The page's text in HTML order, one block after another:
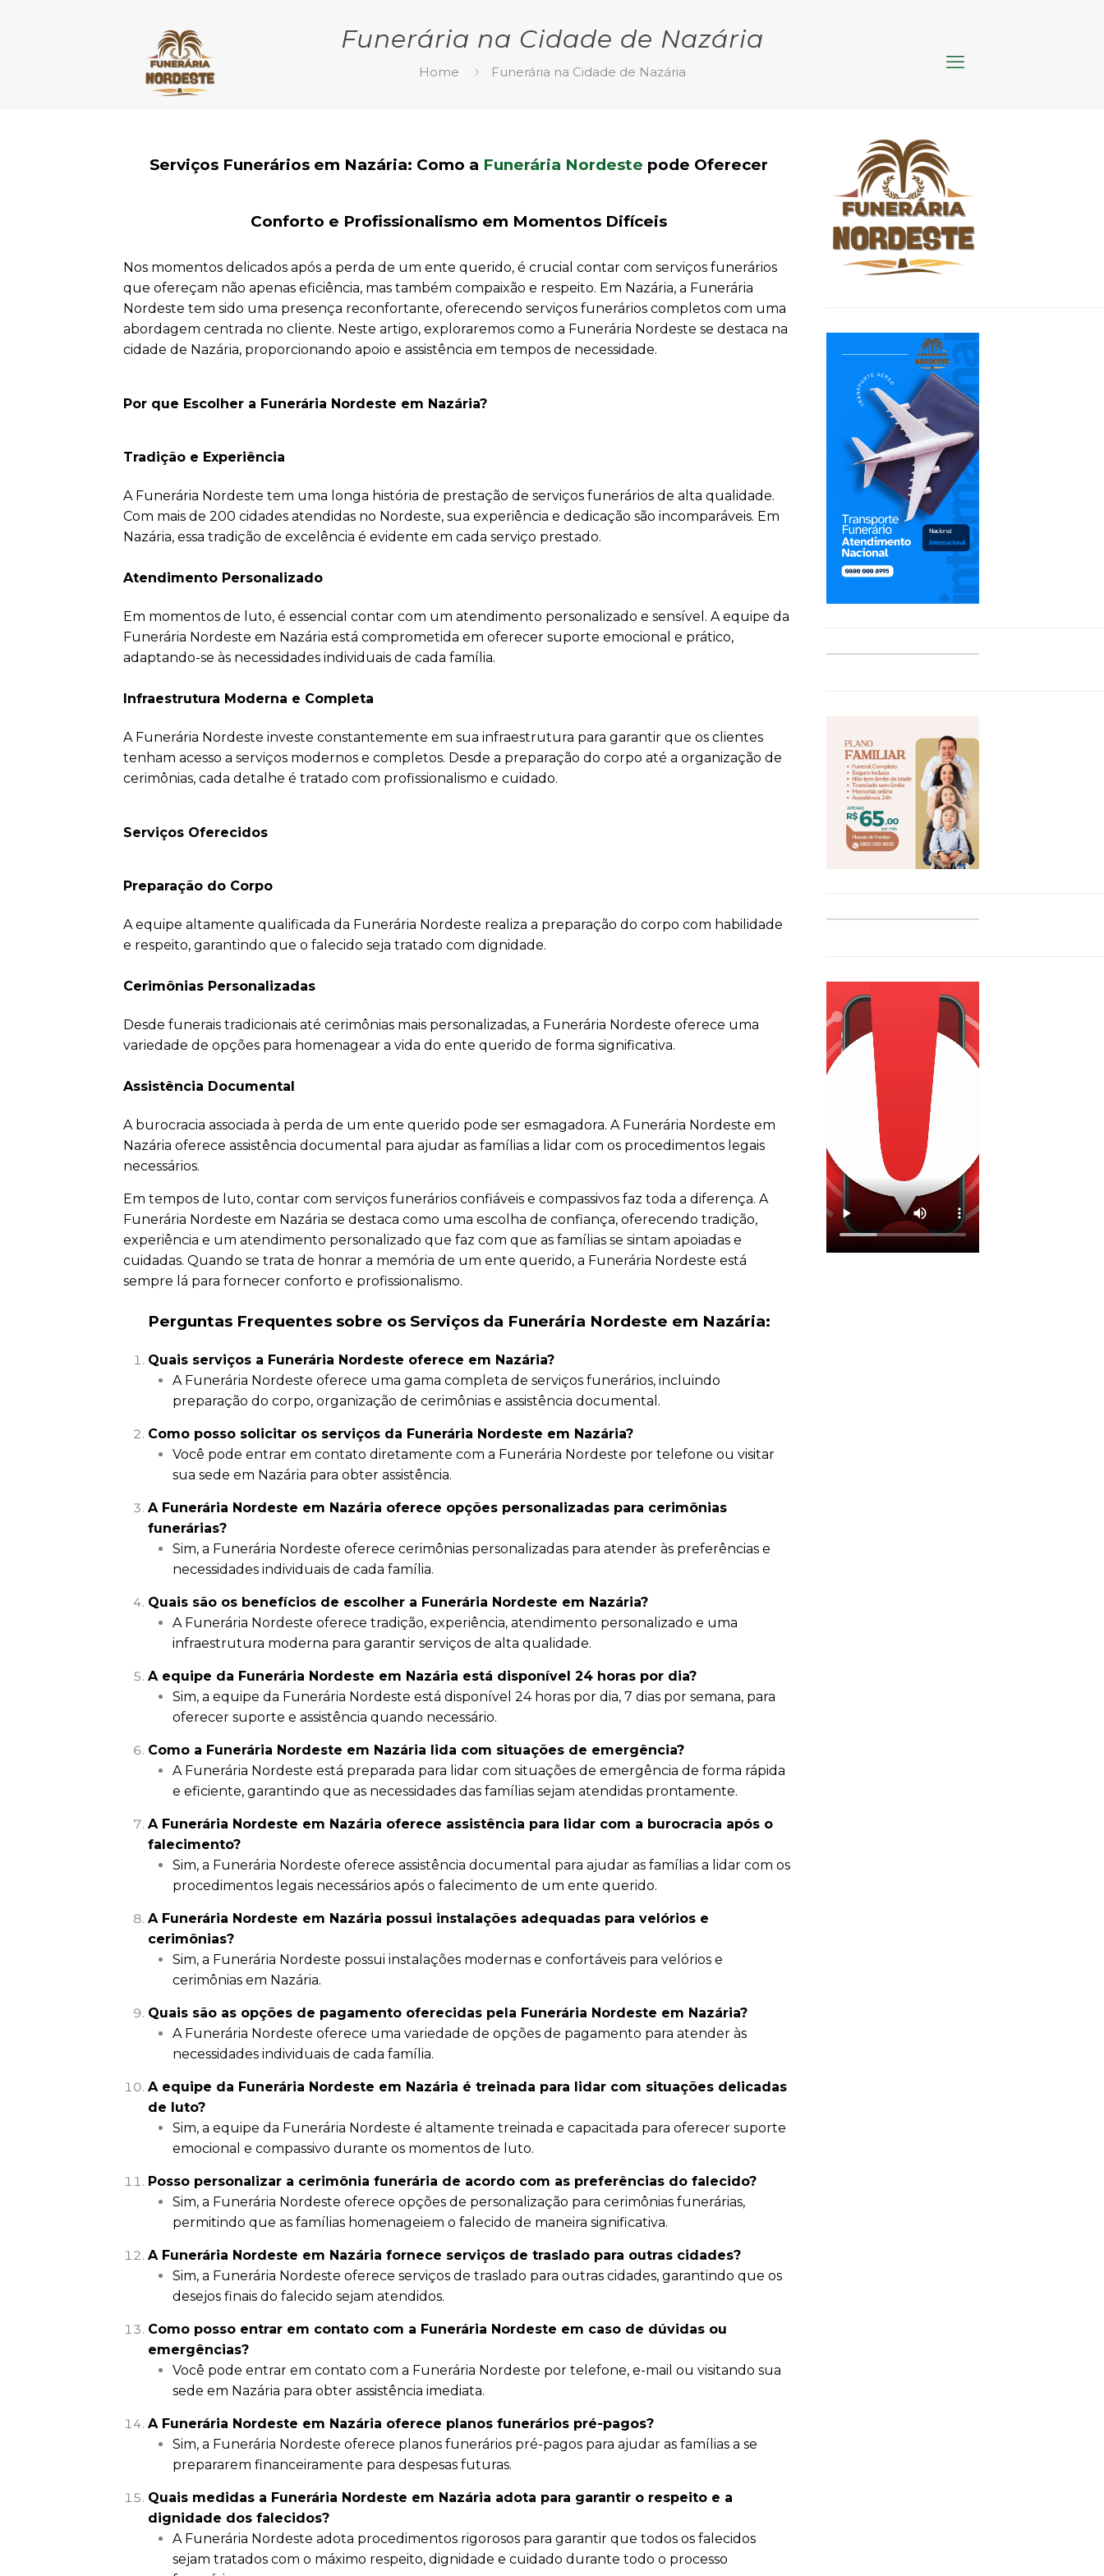
Funerária na Cidade de Nazária
Home Funerária na Cidade de Nazária
Serviços Funerários em Nazária: Como a Funerária Nordeste pode Oferecer
Conforto e Profissionalismo em Momentos Difíceis
Nos momentos delicados após a perda de um ente querido, é crucial contar com serviços funerários
que ofereçam não apenas eficiência, mas também compaixão e respeito. Em Nazária, a Funerária
Nordeste tem sido uma presença reconfortante, oferecendo serviços funerários completos com uma
abordagem centrada no cliente. Neste artigo, exploraremos como a Funerária Nordeste se destaca na
cidade de Nazária, proporcionando apoio e assistência em tempos de necessidade.
Por que Escolher a Funerária Nordeste em Nazária?
Tradição e Experiência
A Funerária Nordeste tem uma longa história de prestação de serviços funerários de alta qualidade.
Com mais de 200 cidades atendidas no Nordeste, sua experiência e dedicação são incomparáveis. Em
Nazária, essa tradição de excelência é evidente em cada serviço prestado.
Atendimento Personalizado
Em momentos de luto, é essencial contar com um atendimento personalizado e sensível. A equipe da
Funerária Nordeste em Nazária está comprometida em oferecer suporte emocional e prático,
adaptando-se às necessidades individuais de cada família.
Infraestrutura Moderna e Completa
A Funerária Nordeste investe constantemente em sua infraestrutura para garantir que os clientes
tenham acesso a serviços modernos e completos. Desde a preparação do corpo até a organização de
cerimônias, cada detalhe é tratado com profissionalismo e cuidado.
Serviços Oferecidos
Preparação do Corpo
A equipe altamente qualificada da Funerária Nordeste realiza a preparação do corpo com habilidade
e respeito, garantindo que o falecido seja tratado com dignidade.
Cerimônias Personalizadas
Desde funerais tradicionais até cerimônias mais personalizadas, a Funerária Nordeste oferece uma
variedade de opções para homenagear a vida do ente querido de forma significativa.
Assistência Documental
A burocracia associada à perda de um ente querido pode ser esmagadora. A Funerária Nordeste em
Nazária oferece assistência documental para ajudar as famílias a lidar com os procedimentos legais
necessários.
Em tempos de luto, contar com serviços funerários confiáveis e compassivos faz toda a diferença. A
Funerária Nordeste em Nazária se destaca como uma escolha de confiança, oferecendo tradição,
experiência e um atendimento personalizado que faz com que as famílias se sintam apoiadas e
cuidadas. Quando se trata de honrar a memória de um ente querido, a Funerária Nordeste está
sempre lá para fornecer conforto e profissionalismo.
Perguntas Frequentes sobre os Serviços da Funerária Nordeste em Nazária:
Quais serviços a Funerária Nordeste oferece em Nazária?
A Funerária Nordeste oferece uma gama completa de serviços funerários, incluindo
preparação do corpo, organização de cerimônias e assistência documental.
Como posso solicitar os serviços da Funerária Nordeste em Nazária?
Você pode entrar em contato diretamente com a Funerária Nordeste por telefone ou visitar
sua sede em Nazária para obter assistência.
A Funerária Nordeste em Nazária oferece opções personalizadas para cerimônias
funerárias?
Sim, a Funerária Nordeste oferece cerimônias personalizadas para atender às preferências e
necessidades individuais de cada família.
Quais são os benefícios de escolher a Funerária Nordeste em Nazária?
A Funerária Nordeste oferece tradição, experiência, atendimento personalizado e uma
infraestrutura moderna para garantir serviços de alta qualidade.
A equipe da Funerária Nordeste em Nazária está disponível 24 horas por dia?
Sim, a equipe da Funerária Nordeste está disponível 24 horas por dia, 7 dias por semana, para
oferecer suporte e assistência quando necessário.
Como a Funerária Nordeste em Nazária lida com situações de emergência?
A Funerária Nordeste está preparada para lidar com situações de emergência de forma rápida
e eficiente, garantindo que as necessidades das famílias sejam atendidas prontamente.
A Funerária Nordeste em Nazária oferece assistência para lidar com a burocracia após o
falecimento?
Sim, a Funerária Nordeste oferece assistência documental para ajudar as famílias a lidar com os
procedimentos legais necessários após o falecimento de um ente querido.
A Funerária Nordeste em Nazária possui instalações adequadas para velórios e
cerimônias?
Sim, a Funerária Nordeste possui instalações modernas e confortáveis para velórios e
cerimônias em Nazária.
Quais são as opções de pagamento oferecidas pela Funerária Nordeste em Nazária?
A Funerária Nordeste oferece uma variedade de opções de pagamento para atender às
necessidades individuais de cada família.
A equipe da Funerária Nordeste em Nazária é treinada para lidar com situações delicadas
de luto?
Sim, a equipe da Funerária Nordeste é altamente treinada e capacitada para oferecer suporte
emocional e compassivo durante os momentos de luto.
Posso personalizar a cerimônia funerária de acordo com as preferências do falecido?
Sim, a Funerária Nordeste oferece opções de personalização para cerimônias funerárias,
permitindo que as famílias homenageiem o falecido de maneira significativa.
A Funerária Nordeste em Nazária fornece serviços de traslado para outras cidades?
Sim, a Funerária Nordeste oferece serviços de traslado para outras cidades, garantindo que os
desejos finais do falecido sejam atendidos.
Como posso entrar em contato com a Funerária Nordeste em caso de dúvidas ou
emergências?
Você pode entrar em contato com a Funerária Nordeste por telefone, e-mail ou visitando sua
sede em Nazária para obter assistência imediata.
A Funerária Nordeste em Nazária oferece planos funerários pré-pagos?
Sim, a Funerária Nordeste oferece planos funerários pré-pagos para ajudar as famílias a se
prepararem financeiramente para despesas futuras.
Quais medidas a Funerária Nordeste em Nazária adota para garantir o respeito e a
dignidade dos falecidos?
A Funerária Nordeste adota procedimentos rigorosos para garantir que todos os falecidos
sejam tratados com o máximo respeito, dignidade e cuidado durante todo o processo